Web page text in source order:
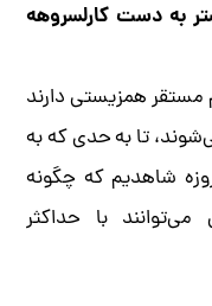
به دست کارلسروهه
همزیستی دارند
تا به حدی که به
شاهدیم که چگونه
با حداکثر